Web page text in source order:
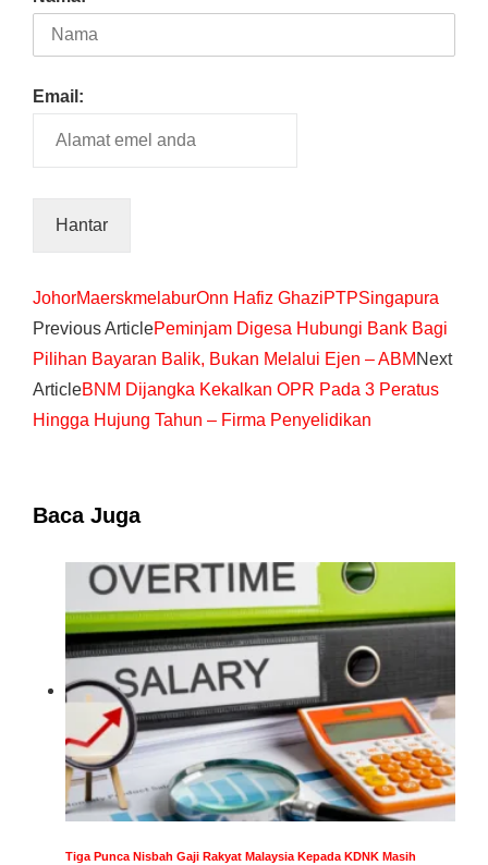
Email:
JohorMaerskmelaburOnn Hafiz GhaziPTPSingapura
Previous ArticlePeminjam Digesa Hubungi Bank Bagi
Pilihan Bayaran Balik, Bukan Melalui Ejen – ABM Next
ArticleBNM Dijangka Kekalkan OPR Pada 3 Peratus
Hingga Hujung Tahun – Firma Penyelidikan
Baca Juga
Tiga Punca Nisbah Gaji Rakyat Malaysia Kepada KDNK Masih